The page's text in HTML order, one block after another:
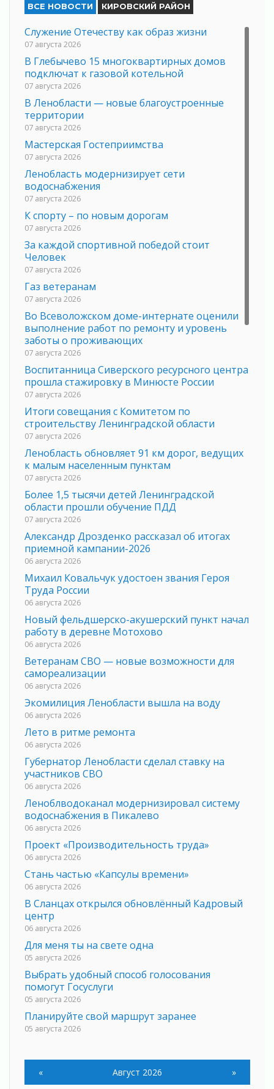
ВСЕ НОВОСТИ КИРОВСКИЙ РАЙОН
Служение Отечеству как образ жизни
07 августа 2026
В Глебычево 15 многоквартирных домов
подключат к газовой котельной
07 августа 2026
В Ленобласти — новые благоустроенные
территории
07 августа 2026
Мастерская Гостеприимства
07 августа 2026
Ленобласть модернизирует сети
водоснабжения
07 августа 2026
К спорту – по новым дорогам
07 августа 2026
За каждой спортивной победой стоит
Человек
07 августа 2026
Газ ветеранам
07 августа 2026
Во Всеволожском доме-интернате оценили
выполнение работ по ремонту и уровень
заботы о проживающих
07 августа 2026
Воспитанница Сиверского ресурсного центра
прошла стажировку в Минюсте России
07 августа 2026
Итоги совещания с Комитетом по
строительству Ленинградской области
07 августа 2026
Ленобласть обновляет 91 км дорог, ведущих
к малым населенным пунктам
07 августа 2026
Более 1,5 тысячи детей Ленинградской
области прошли обучение ПДД
07 августа 2026
Александр Дрозденко рассказал об итогах
приемной кампании-2026
06 августа 2026
Михаил Ковальчук удостоен звания Героя
Труда России
06 августа 2026
Новый фельдшерско-акушерский пункт начал
работу в деревне Мотохово
06 августа 2026
Ветеранам СВО — новые возможности для
самореализации
06 августа 2026
Экомилиция Ленобласти вышла на воду
06 августа 2026
Лето в ритме ремонта
06 августа 2026
Губернатор Ленобласти сделал ставку на
участников СВО
06 августа 2026
Леноблводоканал модернизировал систему
водоснабжения в Пикалево
06 августа 2026
Проект «Производительность труда»
06 августа 2026
Стань частью «Капсулы времени»
06 августа 2026
В Сланцах открылся обновлённый Кадровый
центр
06 августа 2026
Для меня ты на свете одна
05 августа 2026
Выбрать удобный способ голосования
помогут Госуслуги
05 августа 2026
Планируйте свой маршрут заранее
05 августа 2026
05 августа 2026
Марафон обновлений
« Август 2026 »